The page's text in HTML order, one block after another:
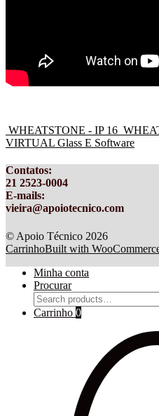
WHEATSTONE - IP 16
VIRTUAL Glass E Software
Contatos:
21 2523-0004
E-mails:
vieira@apoiotecnico.com
© Apoio Técnico 2026
CarrinhoBuilt with
Minha conta
Procurar
Search
for:
Carrinho 0